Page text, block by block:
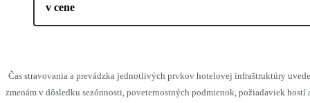
v cene
Čas stravovania a prevádzka jednotlivých prvkov hotelovej infraštruktúry
zmenám v dôsledku sezónnosti, poveternostných podmienok, požiadaviek